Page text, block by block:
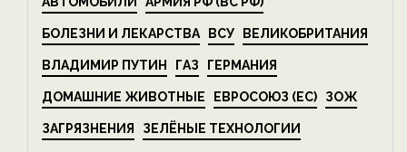
БОЛЕЗНИ И ЛЕКАРСТВА ВСУ ВЕЛИКОБРИТАНИЯ
ВЛАДИМИР ПУТИН ГАЗ ГЕРМАНИЯ
ДОМАШНИЕ ЖИВОТНЫЕ ЕВРОСОЮЗ (ЕС) ЗОЖ
ЗАГРЯЗНЕНИЯ ЗЕЛЁНЫЕ ТЕХНОЛОГИИ